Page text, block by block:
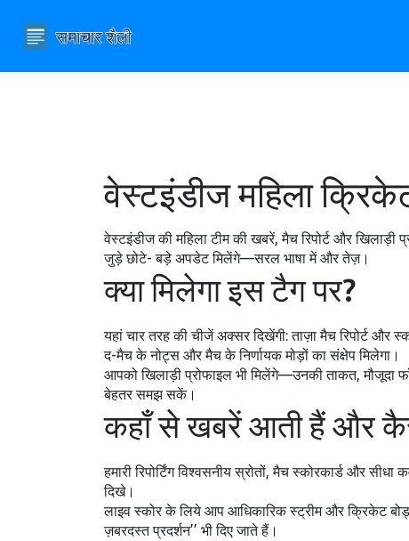
वेस्टइंडीज महिला
वेस्टइंडीज की महिला टीम की खबरें, मैच रिपोर्ट और
जुड़े छोटे- बड़े अपडेट मिलेंगे—सरल भाषा में और तेज़।
क्या मिलेगा इस टैग पर?
यहां चार तरह की चीजें अक्सर दिखेंगी: ताज़ा मैच रिपोर्ट
द-मैच के नोट्स और मैच के निर्णायक मोड़ों का संक्षेप मिलेगा।
आपको खिलाड़ी प्रोफाइल भी मिलेंगे—उनकी ताकत, मौजूदा
बेहतर समझ सकें।
कहाँ से खबरें आती हैं और
हमारी रिपोर्टिंग विश्वसनीय स्रोतों, मैच स्कोरकार्ड और
दिखे।
लाइव स्कोर के लिये आप आधिकारिक स्ट्रीम और क्रिकेट
ज़बरदस्त प्रदर्शन’’ भी दिए जाते हैं।